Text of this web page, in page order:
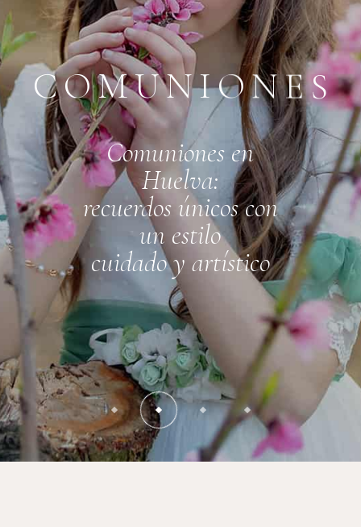
COMUNIONES
Comuniones en
Huelva:
recuerdos únicos con
un estilo
cuidado y artístico